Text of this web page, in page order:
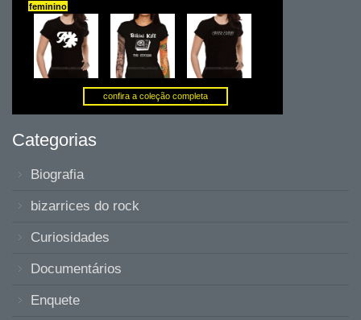
Categorias
Biografia
bizarrices do rock
Curiosidades
Documentários
Enquete